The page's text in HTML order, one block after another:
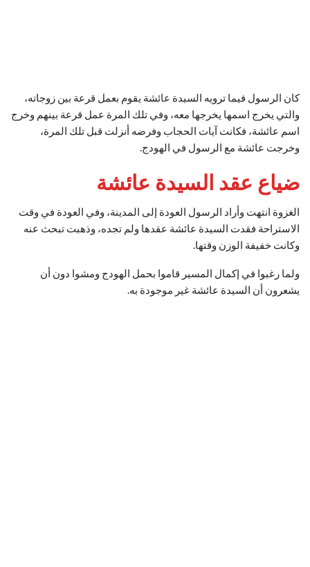
كان الرسول فيما ترويه السيدة عائشة يقوم بعمل قرعة بين زوجاته،
والتي يخرج اسمها يخرجها معه، وفي تلك المرة عمل قرعة بينهم وخرج
اسم عائشة، فكانت آيات الحجاب وفرضه أنزلت قبل تلك المرة،
وخرجت عائشة مع الرسول في الهودج.
ضياع عقد السيدة عائشة
الغزوة انتهت وأراد الرسول العودة إلى المدينة، وفي العودة في وقت
الاستراحة فقدت السيدة عائشة عقدها ولم تجده، وذهبت تبحث عنه
وكانت خفيفة الوزن وقتها.
ولما رغبوا في إكمال المسير قاموا بحمل الهودج ومشوا دون أن
يشعرون أن السيدة عائشة غير موجودة به.